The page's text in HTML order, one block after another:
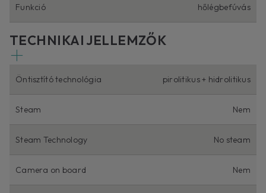
Funkció hőlégbefúvás
TECHNIKAI JELLEMZŐK
Öntisztító technológia pirolitikus + hidrolitikus
Steam Nem
Steam Technology No steam
Camera on board Nem